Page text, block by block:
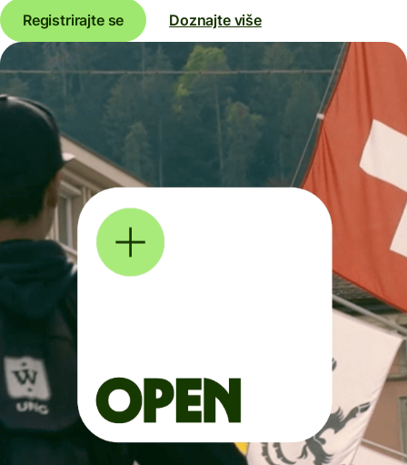
Registrirajte se
Doznajte više